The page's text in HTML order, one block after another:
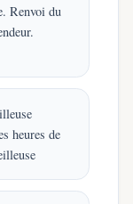
Renvoi du
heures de